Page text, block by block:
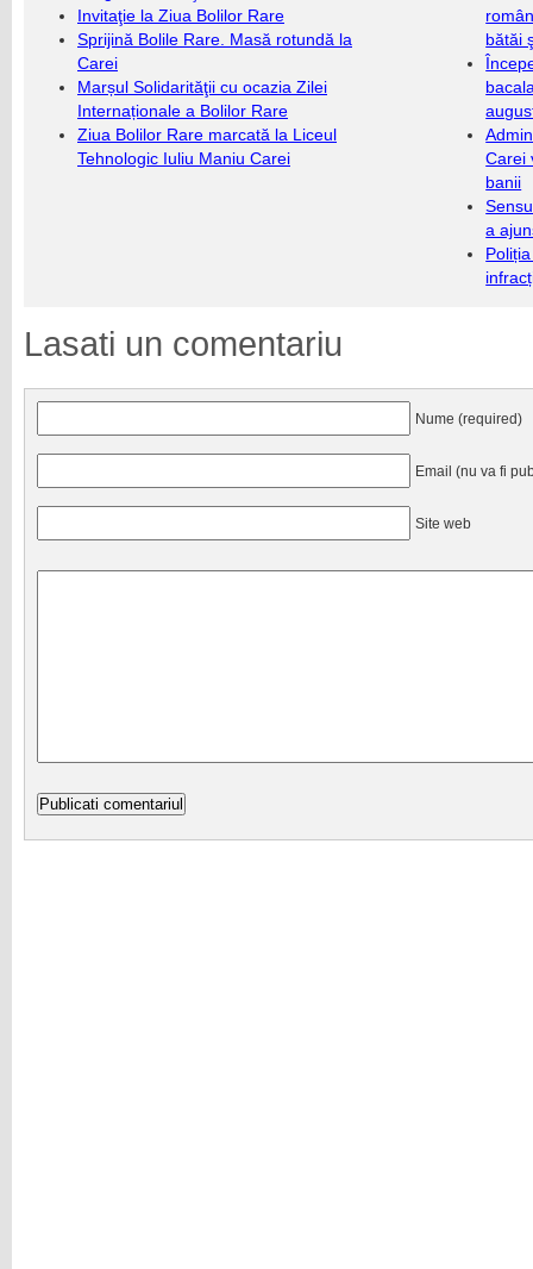
Invitaţie la Ziua Bolilor Rare
Sprijină Bolile Rare. Masă rotundă la
Carei
Marșul Solidarităţii cu ocazia Zilei
Internaționale a Bolilor Rare
Ziua Bolilor Rare marcată la Liceul
Tehnologic Iuliu Maniu Carei
bătăi
Carei
banii
a
Lasati un comentariu
Nume (required)
Email (nu va fi
Site web